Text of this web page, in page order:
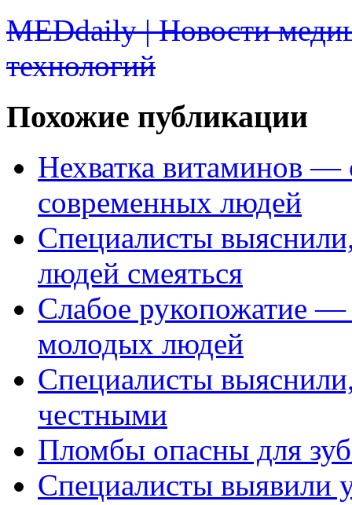
MEDdaily | Новости
технологий
Похожие публикации
Нехватка витаминов —
современных людей
Специалисты
людей смеяться
Слабое рукопожатие
молодых людей
Специалисты
честными
Пломбы опасны для
Специалисты выявили